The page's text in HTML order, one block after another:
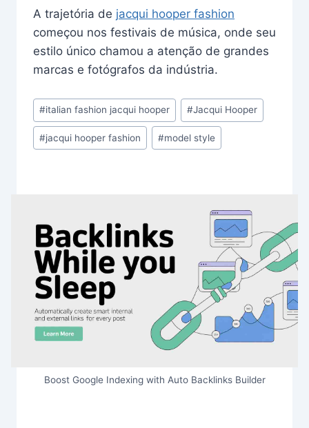
A trajetória de jacqui hooper fashion
começou nos festivais de música, onde seu
estilo único chamou a atenção de grandes
marcas e fotógrafos da indústria.
Post
Tags:
#italian fashion jacqui hooper #Jacqui Hooper
#jacqui hooper fashion #model style
Boost Google Indexing with Auto Backlinks Builder